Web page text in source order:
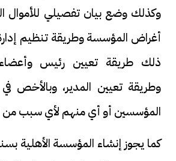
وكذلك وضع بيان تفصيلي
أغراض المؤسسة وطريقة تنظيم
ذلك طريقة تعيين رئيس
وطريقة تعيين المدير، وبالأخص
المؤسسين أو أي منهم لأي سبب من
كما يجوز إنشاء المؤسسة الأهلية